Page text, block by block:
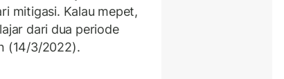
mitigasi. Kalau mepet,
dari dua periode
(14/3/2022).